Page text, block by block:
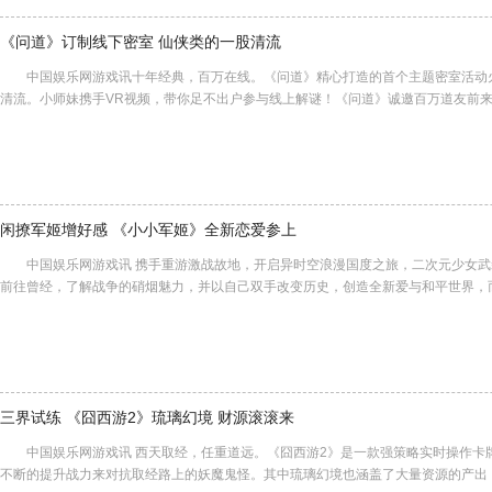
《问道》订制线下密室 仙侠类的一股清流
中国娱乐网游戏讯十年经典，百万在线。《问道》精心打造的首个主题密室活动
清流。小师妹携手VR视频，带你足不出户参与线上解谜！《问道》诚邀百万道友前
闲撩军姬增好感 《小小军姬》全新恋爱参上
中国娱乐网游戏讯 携手重游激战故地，开启异时空浪漫国度之旅，二次元少女
前往曾经，了解战争的硝烟魅力，并以自己双手改变历史，创造全新爱与和平世界
三界试练 《囧西游2》琉璃幻境 财源滚滚来
中国娱乐网游戏讯 西天取经，任重道远。《囧西游2》是一款强策略实时操作卡
不断的提升战力来对抗取经路上的妖魔鬼怪。其中琉璃幻境也涵盖了大量资源的产